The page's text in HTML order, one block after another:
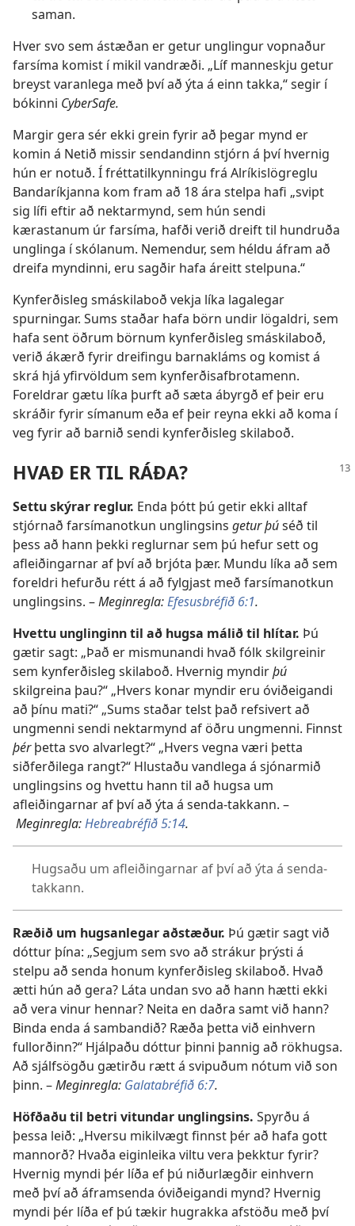
saman.
Hver svo sem ástæðan er getur unglingur vopnaður
farsíma komist í mikil vandræði. „Líf manneskju getur
breyst varanlega með því að ýta á einn takka,“ segir í
bókinni CyberSafe.
Margir gera sér ekki grein fyrir að þegar mynd er
komin á Netið missir sendandinn stjórn á því hvernig
hún er notuð. Í fréttatilkynningu frá Alríkislögreglu
Bandaríkjanna kom fram að 18 ára stelpa hafi „svipt
sig lífi eftir að nektarmynd, sem hún sendi
kærastanum úr farsíma, hafði verið dreift til hundruða
unglinga í skólanum. Nemendur, sem héldu áfram að
dreifa myndinni, eru sagðir hafa áreitt stelpuna.“
Kynferðisleg smáskilaboð vekja líka lagalegar
spurningar. Sums staðar hafa börn undir lögaldri, sem
hafa sent öðrum börnum kynferðisleg smáskilaboð,
verið ákærð fyrir dreifingu barnakláms og komist á
skrá hjá yfirvöldum sem kynferðisafbrotamenn.
Foreldrar gætu líka þurft að sæta ábyrgð ef þeir eru
skráðir fyrir símanum eða ef þeir reyna ekki að koma í
veg fyrir að barnið sendi kynferðisleg skilaboð.
HVAÐ ER TIL RÁÐA?
Settu skýrar reglur. Enda þótt þú getir ekki alltaf
stjórnað farsímanotkun unglingsins getur þúséð til
þess að hann þekki reglurnar sem þú hefur sett og
afleiðingarnar af því að brjóta þær. Mundu líka að sem
foreldri hefurðu rétt á að fylgjast með farsímanotkun
unglingsins. –Meginregla:Efesusbréfið 6:1.
Hvettu unglinginn til að hugsa málið til hlítar. Þú
gætir sagt: „Það er mismunandi hvað fólk skilgreinir
sem kynferðisleg skilaboð. Hvernig myndirþú
skilgreina þau?“ „Hvers konar myndir eru óviðeigandi
að þínu mati?“ „Sums staðar telst það refsivert að
ungmenni sendi nektarmynd af öðru ungmenni. Finnst
þérþetta svo alvarlegt?“ „Hvers vegna væri þetta
siðferðilega rangt?“ Hlustaðu vandlega á sjónarmið
unglingsins og hvettu hann til að hugsa um
afleiðingarnar af því að ýta á senda-takkann. –
Meginregla:Hebreabréfið 5:14.
Hugsaðu um afleiðingarnar af því að ýta á senda-
takkann.
Ræðið um hugsanlegar aðstæður. Þú gætir sagt við
dóttur þína: „Segjum sem svo að strákur þrýsti á
stelpu að senda honum kynferðisleg skilaboð. Hvað
ætti hún að gera? Láta undan svo að hann hætti ekki
að vera vinur hennar? Neita en daðra samt við hann?
Binda enda á sambandið? Ræða þetta við einhvern
fullorðinn?“ Hjálpaðu dóttur þinni þannig að rökhugsa.
Að sjálfsögðu gætirðu rætt á svipuðum nótum við son
þinn. –Meginregla: Galatabréfið 6:7.
Höfðaðu til betri vitundar unglingsins. Spyrðu á
þessa leið: „Hversu mikilvægt finnst þér að hafa gott
mannorð? Hvaða eiginleika viltu vera þekktur fyrir?
Hvernig myndi þér líða ef þú niðurlægðir einhvern
með því að áframsenda óviðeigandi mynd? Hvernig
myndi þér líða ef þú tækir hugrakka afstöðu með því